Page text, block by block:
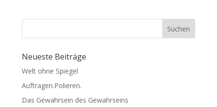
Suchen
Neueste Beiträge
Welt ohne Spiegel
Auftragen.Polieren.
Das Gewahrsein des Gewahrseins